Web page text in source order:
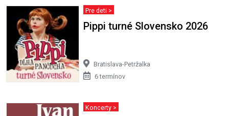
Pre deti >
Pippi turné Slovensko 2026
Bratislava-Petržalka
6 termínov
Koncerty >